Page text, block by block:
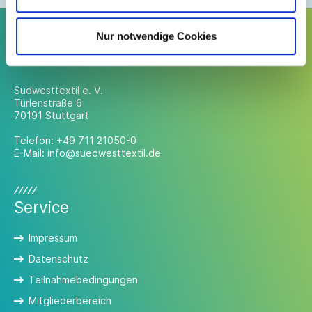
Nur notwendige Cookies
Kontakt
Südwesttextil e. V.
Türlenstraße 6
70191 Stuttgart
Telefon: +49 711 21050-0
E-Mail: info@suedwesttextil.de
Service
Impressum
Datenschutz
Teilnahmebedingungen
Mitgliederbereich